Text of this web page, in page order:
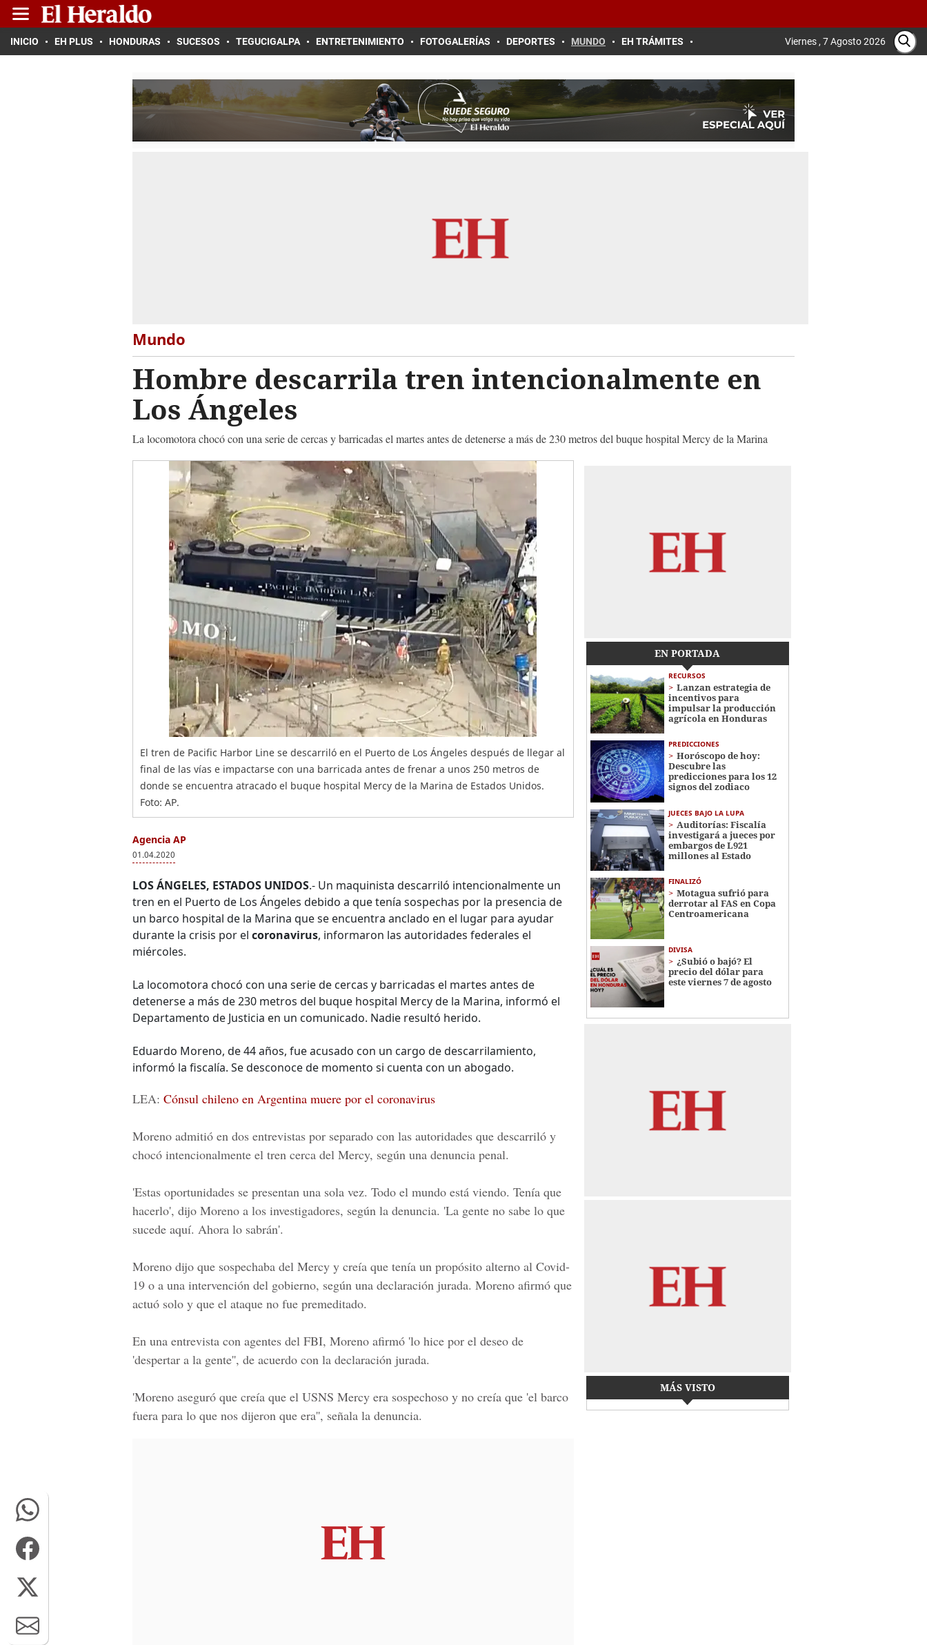
INICIO EH PLUS HONDURAS SUCESOS TEGUCIGALPA ENTRETENIMIENTO FOTOGALERÍAS DEPORTES MUNDO EH TRÁMITES Viernes , 7 Agosto 2026
Mundo
Hombre descarrila tren intencionalmente en
Los Ángeles
La locomotora chocó con una serie de cercas y barricadas el martes antes de detenerse a más de 230 metros del buque hospital Mercy de la Marina
El tren de Pacific Harbor Line se descarriló en el Puerto de Los Ángeles después de llegar al
final de las vías e impactarse con una barricada antes de frenar a unos 250 metros de
donde se encuentra atracado el buque hospital Mercy de la Marina de Estados Unidos.
Foto: AP.
Agencia AP
01.04.2020
LOS ÁNGELES, ESTADOS UNIDOS.- Un maquinista descarriló intencionalmente un
tren en el Puerto de Los Ángeles debido a que tenía sospechas por la presencia de
un barco hospital de la Marina que se encuentra anclado en el lugar para ayudar
durante la crisis por el coronavirus, informaron las autoridades federales el
miércoles.
La locomotora chocó con una serie de cercas y barricadas el martes antes de
detenerse a más de 230 metros del buque hospital Mercy de la Marina, informó el
Departamento de Justicia en un comunicado. Nadie resultó herido.
Eduardo Moreno, de 44 años, fue acusado con un cargo de descarrilamiento,
informó la fiscalía. Se desconoce de momento si cuenta con un abogado.
LEA: Cónsul chileno en Argentina muere por el coronavirus
Moreno admitió en dos entrevistas por separado con las autoridades que descarriló y
chocó intencionalmente el tren cerca del Mercy, según una denuncia penal.
'Estas oportunidades se presentan una sola vez. Todo el mundo está viendo. Tenía que
hacerlo', dijo Moreno a los investigadores, según la denuncia. 'La gente no sabe lo que
sucede aquí. Ahora lo sabrán'.
Moreno dijo que sospechaba del Mercy y creía que tenía un propósito alterno al Covid-
19 o a una intervención del gobierno, según una declaración jurada. Moreno afirmó que
actuó solo y que el ataque no fue premeditado.
En una entrevista con agentes del FBI, Moreno afirmó 'lo hice por el deseo de
'despertar a la gente'', de acuerdo con la declaración jurada.
'Moreno aseguró que creía que el USNS Mercy era sospechoso y no creía que 'el barco
fuera para lo que nos dijeron que era'', señala la denuncia.
EN PORTADA
RECURSOS
Lanzan estrategia de
incentivos para
impulsar la producción
agrícola en Honduras
PREDICCIONES
Horóscopo de hoy:
Descubre las
predicciones para los 12
signos del zodiaco
JUECES BAJO LA LUPA
Auditorías: Fiscalía
investigará a jueces por
embargos de L921
millones al Estado
FINALIZÓ
Motagua sufrió para
derrotar al FAS en Copa
Centroamericana
DIVISA
¿Subió o bajó? El
precio del dólar para
este viernes 7 de agosto
MÁS VISTO